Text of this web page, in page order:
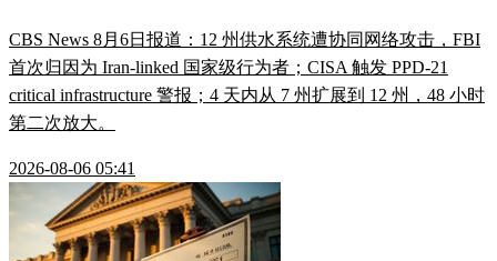
CBS News 8月6日报道：12 州供水系统遭协同网络攻击，FBI
首次归因为 Iran-linked 国家级行为者；CISA 触发 PPD-21
critical infrastructure 警报；4 天内从 7 州扩展到 12 州，48 小时
第二次放大。
2026-08-06 05:41